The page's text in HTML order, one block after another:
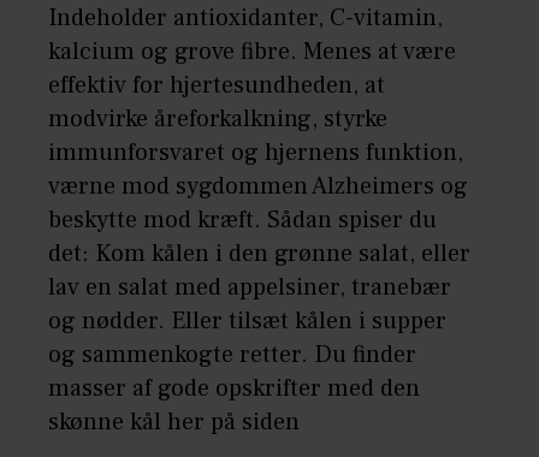
Indeholder antioxidanter, C-vitamin,
kalcium og grove fibre. Menes at være
effektiv for hjertesundheden, at
modvirke åreforkalkning, styrke
immunforsvaret og hjernens funktion,
værne mod sygdommen Alzheimers og
beskytte mod kræft. Sådan spiser du
det: Kom kålen i den grønne salat, eller
lav en salat med appelsiner, tranebær
og nødder. Eller tilsæt kålen i supper
og sammenkogte retter. Du finder
masser af gode opskrifter med den
skønne kål her på siden